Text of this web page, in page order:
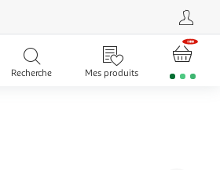
Recherche Mes produits